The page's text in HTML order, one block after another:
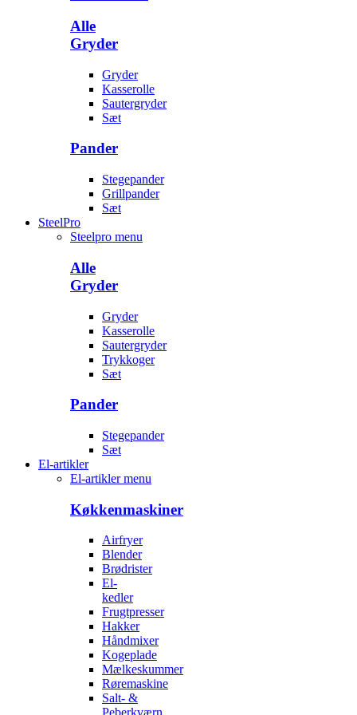
Alle
Gryder
Gryder
Kasserolle
Sautergryder
Sæt
Pander
Stegepander
Grillpander
Sæt
SteelPro
Steelpro menu
Alle
Gryder
Gryder
Kasserolle
Sautergryder
Trykkoger
Sæt
Pander
Stegepander
Sæt
El-artikler
El-artikler menu
Køkkenmaskiner
Airfryer
Blender
Brødrister
El-
kedler
Frugtpresser
Hakker
Håndmixer
Kogeplade
Mælkeskummer
Røremaskine
Salt- &